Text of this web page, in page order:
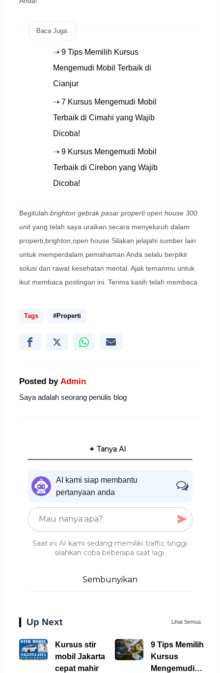
Baca Juga:
➝ 9 Tips Memilih Kursus
Mengemudi Mobil Terbaik di
Cianjur
➝ 7 Kursus Mengemudi Mobil
Terbaik di Cimahi yang Wajib
Dicoba!
➝ 9 Kursus Mengemudi Mobil
Terbaik di Cirebon yang Wajib
Dicoba!
Begitulah brighton gebrak pasar properti open house 300
unityang telah saya uraikan secara menyeluruh dalam
properti,brighton,open house Silakan jelajahi sumber lain
untuk memperdalam pemahaman Anda selalu berpikir
solusi dan rawat kesehatan mental. Ajak temanmu untuk
ikut membaca postingan ini. Terima kasih telah membaca
Tags #Properti
Posted by Admin
Saya adalah seorang penulis blog
✦ Tanya AI
AI kami siap membantu
pertanyaan anda
Saat ini AI kami sedang memiliki traffic tinggi
silahkan coba beberapa saat lagi.
Sembunyikan
Up Next Lihat Semua
Kursus stir
mobil Jakarta
cepat mahir
9 Tips Memilih
Kursus
Mengemudi